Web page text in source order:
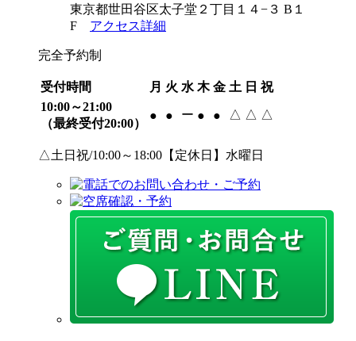
東京都世田谷区太子堂２丁目１４−３ B１
F アクセス詳細
完全予約制
受付時間 月 火 水 木 金 土 日 祝
10:00～21:00
（最終受付20:00）
● ● ー ● ● △ △ △
△土日祝/10:00～18:00【定休日】水曜日